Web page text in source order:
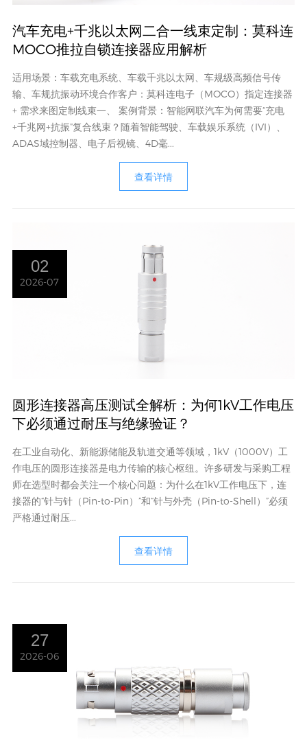
汽车充电+千兆以太网二合一线束定制：莫科连
MOCO推拉自锁连接器应用解析
适用场景：车载充电系统、车载千兆以太网、车规级高频信号传
输、车规抗振动环境合作客户：莫科连电子（MOCO）指定连接器
+ 需求来图定制线束一、 案例背景：智能网联汽车为何需要“充电
+千兆网+抗振”复合线束？随着智能驾驶、车载娱乐系统（IVI）、
ADAS域控制器、电子后视镜、4D毫...
查看详情
02
2026-07
圆形连接器高压测试全解析：为何1kV工作电压
下必须通过耐压与绝缘验证？
在工业自动化、新能源储能及轨道交通等领域，1kV（1000V）工
作电压的圆形连接器是电力传输的核心枢纽。许多研发与采购工程
师在选型时都会关注一个核心问题：为什么在1kV工作电压下，连
接器的“针与针（Pin-to-Pin）”和“针与外壳（Pin-to-Shell）”必须
严格通过耐压...
查看详情
27
2026-06